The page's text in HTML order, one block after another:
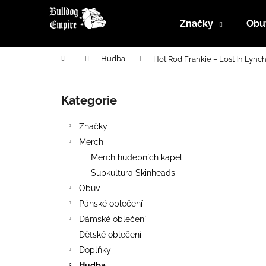
Značky
Domů Hudba Hot Rod Frankie – Lost In
Přeskočit
kategorie
Kategorie
Značky
Merch
Merch hudebních kapel
Subkultura Skinheads
Obuv
Pánské oblečení
Dámské oblečení
Dětské oblečení
Doplňky
í
Zpět
do
Zpět
do